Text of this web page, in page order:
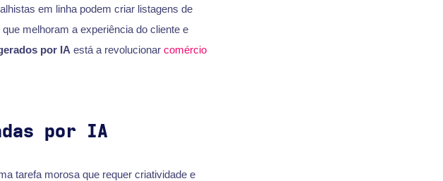
em linha podem criar listagens de
melhoram a experiência do cliente e
por IA está a revolucionar comércio
por IA
tarefa morosa que requer criatividade e